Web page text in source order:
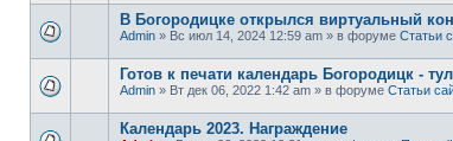
В Богородицке открылся виртуальный
Admin » Вс июл 14, 2024 12:59 am » в форуме Статьи
Готов к печати календарь Богородицк -
Admin » Вт дек 06, 2022 1:42 am » в форуме Статьи
Календарь 2023. Награждение